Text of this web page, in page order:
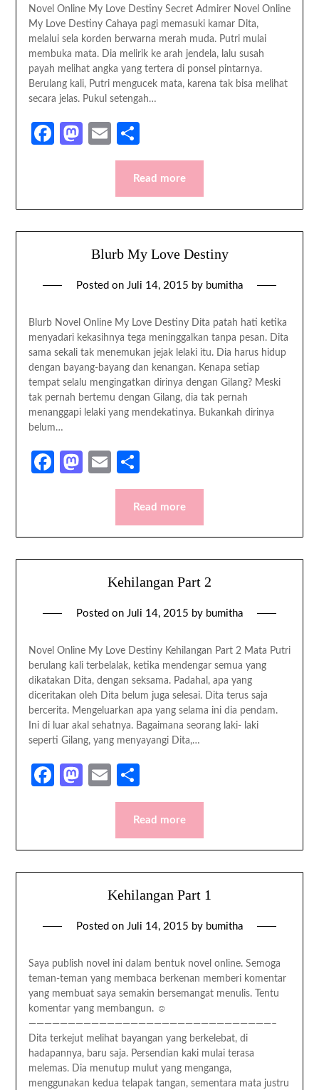
Novel Online My Love Destiny Secret Admirer Novel Online
My Love Destiny Cahaya pagi memasuki kamar Dita,
melalui sela korden berwarna merah muda. Putri mulai
membuka mata. Dia melirik ke arah jendela, lalu susah
payah melihat angka yang tertera di ponsel pintarnya.
Berulang kali, Putri mengucek mata, karena tak bisa melihat
secara jelas. Pukul setengah…
Facebook
Mastodon
Email
Read more
Blurb My Love Destiny
Posted on Juli 14, 2015 by bumitha
Blurb Novel Online My Love Destiny Dita patah hati ketika
menyadari kekasihnya tega meninggalkan tanpa pesan. Dita
sama sekali tak menemukan jejak lelaki itu. Dia harus hidup
dengan bayang-bayang dan kenangan. Kenapa setiap
tempat selalu mengingatkan dirinya dengan Gilang? Meski
tak pernah bertemu dengan Gilang, dia tak pernah
menanggapi lelaki yang mendekatinya. Bukankah dirinya
belum…
Facebook
Mastodon
Email
Read more
Kehilangan Part 2
Posted on Juli 14, 2015 by bumitha
Novel Online My Love Destiny Kehilangan Part 2 Mata Putri
berulang kali terbelalak, ketika mendengar semua yang
dikatakan Dita, dengan seksama. Padahal, apa yang
diceritakan oleh Dita belum juga selesai. Dita terus saja
bercerita. Mengeluarkan apa yang selama ini dia pendam.
Ini di luar akal sehatnya. Bagaimana seorang laki- laki
seperti Gilang, yang menyayangi Dita,…
Facebook
Mastodon
Email
Read more
Kehilangan Part 1
Posted on Juli 14, 2015 by bumitha
Saya publish novel ini dalam bentuk novel online. Semoga
teman-teman yang membaca berkenan memberi komentar
yang membuat saya semakin bersemangat menulis. Tentu
komentar yang membangun. ☺
———————————————————————————————–
Dita terkejut melihat bayangan yang berkelebat, di
hadapannya, baru saja. Persendian kaki mulai terasa
melemas. Dia menutup mulut yang menganga,
menggunakan kedua telapak tangan, sementara mata justru